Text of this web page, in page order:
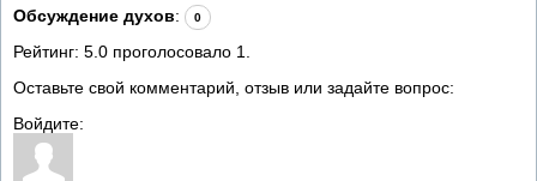
Обсуждение духов: 0
Рейтинг: 5.0 проголосовало 1.
Оставьте свой комментарий, отзыв или задайте вопрос:
Войдите: